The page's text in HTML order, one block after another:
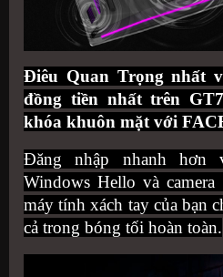
Điêu Quan Trọng nhất
đồng tiền nhất trên
khóa khuôn mặt với
Đăng nhập nhanh
Windows Hello và
máy tính xách tay của bạn
cả trong bóng tối hoàn toàn.